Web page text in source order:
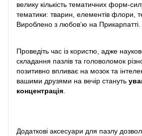
велику кількість тематичних форм-
тематики: тварин, елементів флори,
Вироблено з любов’ю на Прикарпатті.
Проведіть час із користю, адже
складання пазлів та головоломок
позитивно впливає на мозок та
вашими друзями на вечір стануть
концентрація.
Додаткові аксесуари для пазлу